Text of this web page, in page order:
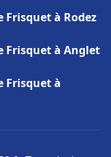
à Rodez
Frisquet à Anglet
Frisquet à